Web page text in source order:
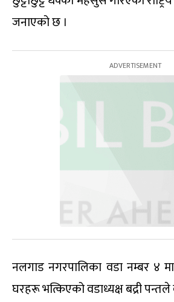
जनाएको छ ।
नलगाड नगरपालिका वडा नम्बर ४
घरहरू भत्किएको वडाध्यक्ष बद्री पन्तले